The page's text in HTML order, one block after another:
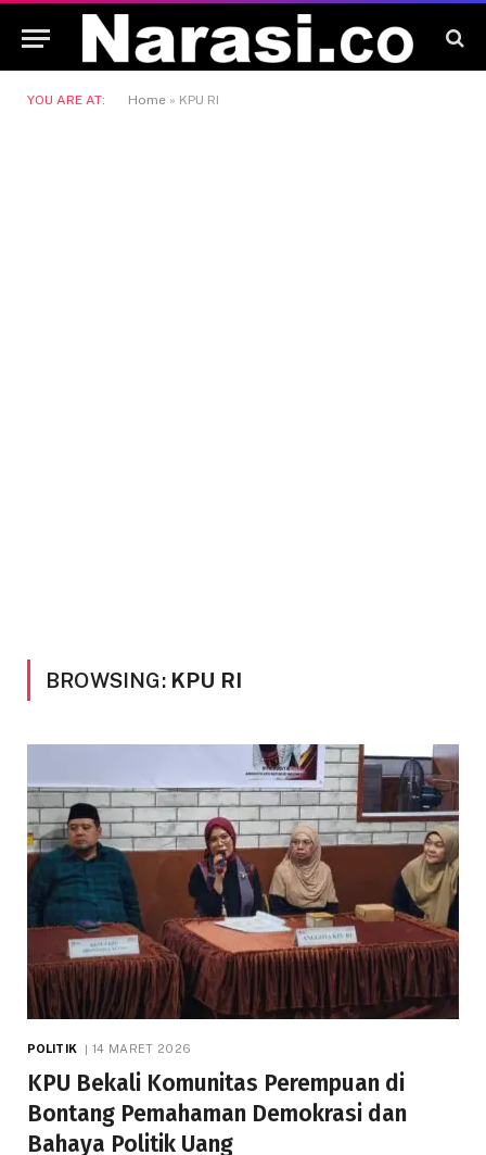
YOU ARE AT: Home » KPU RI
BROWSING: KPU RI
POLITIK 14 MARET 2026
KPU Bekali Komunitas Perempuan di
Bontang Pemahaman Demokrasi dan
Bahaya Politik Uang